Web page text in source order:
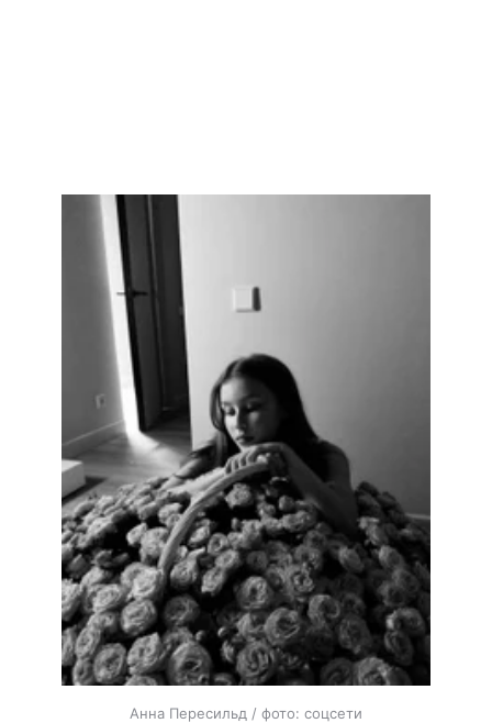
Анна Пересильд / фото: соцсети